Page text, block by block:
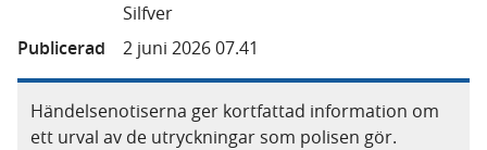
Silfver
Publicerad
2 juni 2026 07.41
Händelsenotiserna ger kortfattad information om
ett urval av de utryckningar som polisen gör.